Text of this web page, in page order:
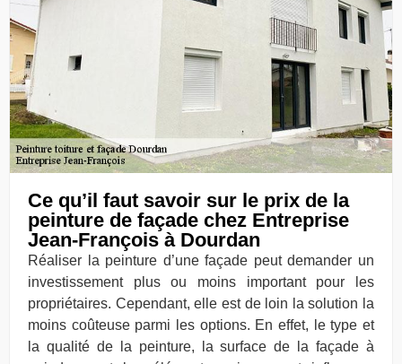
Ce qu’il faut savoir sur le prix de la
peinture de façade chez Entreprise
Jean-François à Dourdan
Réaliser la peinture d’une façade peut demander un
investissement plus ou moins important pour les
propriétaires. Cependant, elle est de loin la solution la
moins coûteuse parmi les options. En effet, le type et
la qualité de la peinture, la surface de la façade à